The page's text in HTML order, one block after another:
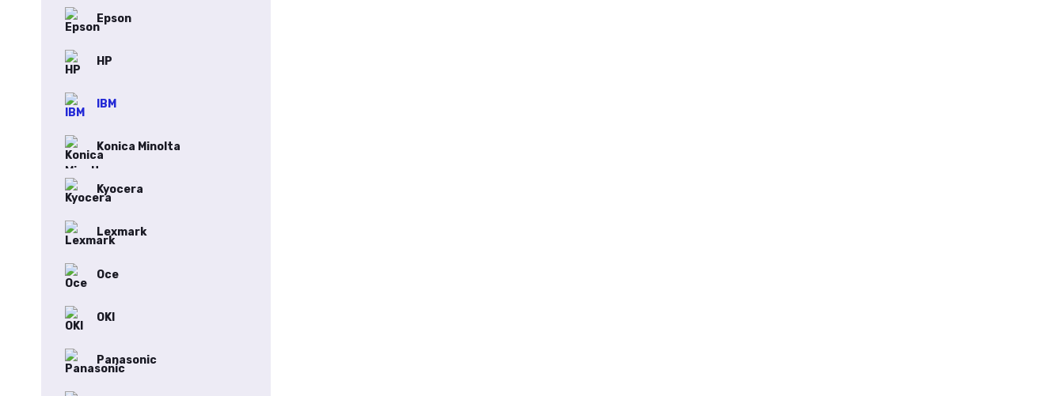
Epson
HP
IBM
Konica Minolta
Kyocera
Lexmark
Oce
OKI
Panasonic